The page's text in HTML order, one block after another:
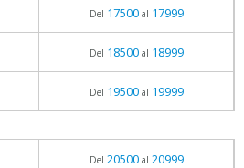
Del 17500al 17999
Del 18500al 18999
Del 19500al 19999
Del 20500al 20999